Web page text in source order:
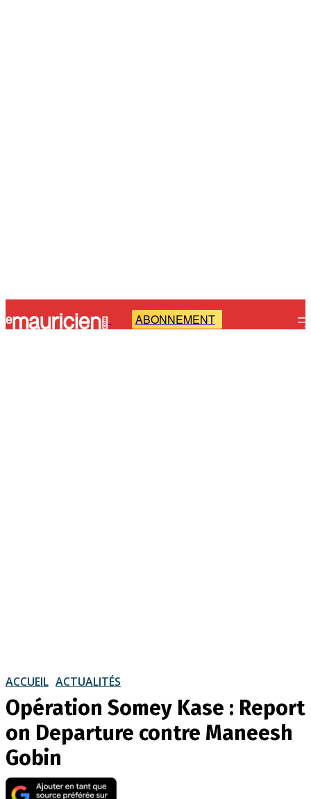
- ABONNEMENT
ACCUEIL ACTUALITÉS
Opération Somey Kase : Report
on Departure contre Maneesh
Gobin